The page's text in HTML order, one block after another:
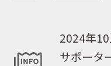
2024年10
サポータ